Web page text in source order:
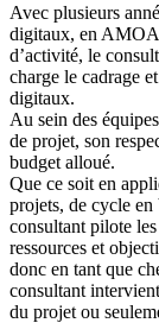
Avec plusieurs
digitaux, en
d’activité, le
charge le cadrage
digitaux.
Au sein des
de projet, son
budget alloué.
Que ce soit en
projets, de cycle
consultant pilote
ressources et
donc en tant que
consultant
du projet ou